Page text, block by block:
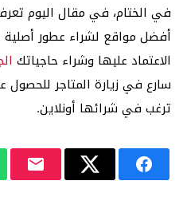
أفضل مواقع لشراء عطور أصلية
الاعتماد عليها وشراء حاجياتك
سارع في زيارة المتاجر للحصول
ترغب في شرائها أونلاين.